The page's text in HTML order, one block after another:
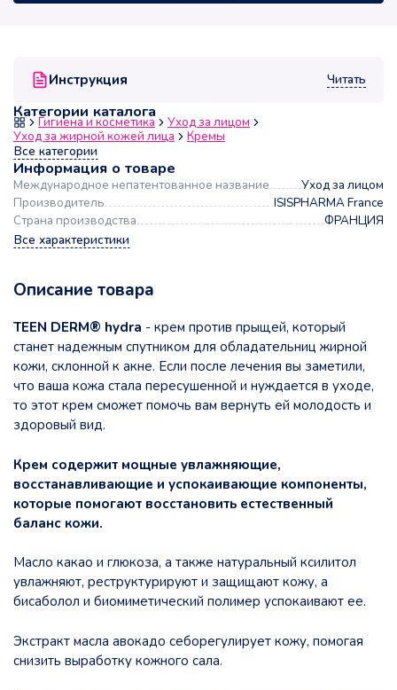
Инструкция Читать
Категории каталога
Гигиена и косметика
Уход за лицом
Уход за жирной кожей лица
Кремы
Все категории
Информация о товаре
Международное непатентованное название
Уход за лицом
Производитель
ISISPHARMA France
Страна производства
ФРАНЦИЯ
Все характеристики
Описание товара
TEEN DERM® hydra - крем против прыщей, который
станет надежным спутником для обладательниц жирной
кожи, склонной к акне. Если после лечения вы заметили,
что ваша кожа стала пересушенной и нуждается в уходе,
то этот крем сможет помочь вам вернуть ей молодость и
здоровый вид.
Крем содержит мощные увлажняющие,
восстанавливающие и успокаивающие компоненты,
которые помогают восстановить естественный
баланс кожи.
Масло какао и глюкоза, а также натуральный ксилитол
увлажняют, реструктурируют и защищают кожу, а
бисаболол и биомиметический полимер успокаивают ее.
Экстракт масла авокадо себорегулирует кожу, помогая
снизить выработку кожного сала.